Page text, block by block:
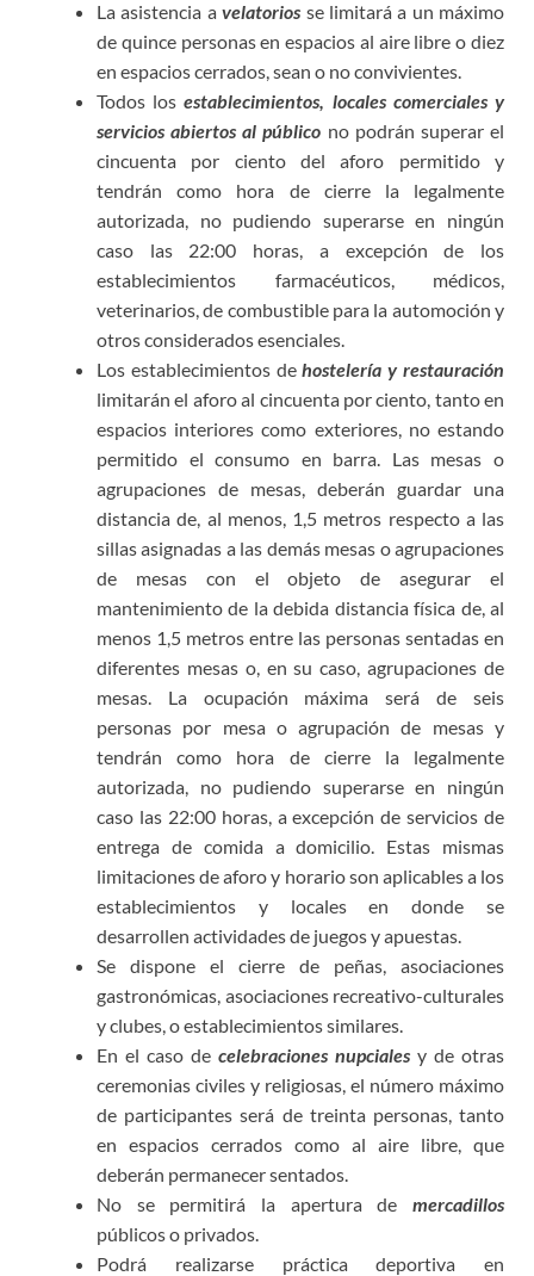
La asistencia avelatorios se limitará a un máximo
de quince personas en espacios al aire libre o diez
en espacios cerrados, sean o no convivientes.
Todos losestablecimientos, locales comerciales y
servicios abiertos al público no podrán superar el
cincuenta por ciento del aforo permitido y
tendrán como hora de cierre la legalmente
autorizada, no pudiendo superarse en ningún
caso las 22:00 horas, a excepción de los
establecimientos farmacéuticos, médicos,
veterinarios, de combustible para la automoción y
otros considerados esenciales.
Los establecimientos dehostelería y restauración
limitarán el aforo al cincuenta por ciento, tanto en
espacios interiores como exteriores, no estando
permitido el consumo en barra. Las mesas o
agrupaciones de mesas, deberán guardar una
distancia de, al menos, 1,5 metros respecto a las
sillas asignadas a las demás mesas o agrupaciones
de mesas con el objeto de asegurar el
mantenimiento de la debida distancia física de, al
menos 1,5 metros entre las personas sentadas en
diferentes mesas o, en su caso, agrupaciones de
mesas. La ocupación máxima será de seis
personas por mesa o agrupación de mesas y
tendrán como hora de cierre la legalmente
autorizada, no pudiendo superarse en ningún
caso las 22:00 horas, a excepción de servicios de
entrega de comida a domicilio. Estas mismas
limitaciones de aforo y horario son aplicables a los
establecimientos y locales en donde se
desarrollen actividades de juegos y apuestas.
Se dispone el cierre de peñas, asociaciones
gastronómicas, asociaciones recreativo-culturales
y clubes, o establecimientos similares.
En el caso de celebraciones nupciales y de otras
ceremonias civiles y religiosas, el número máximo
de participantes será de treinta personas, tanto
en espacios cerrados como al aire libre, que
deberán permanecer sentados.
No se permitirá la apertura de mercadillos
públicos o privados.
Podrá realizarse práctica deportiva en